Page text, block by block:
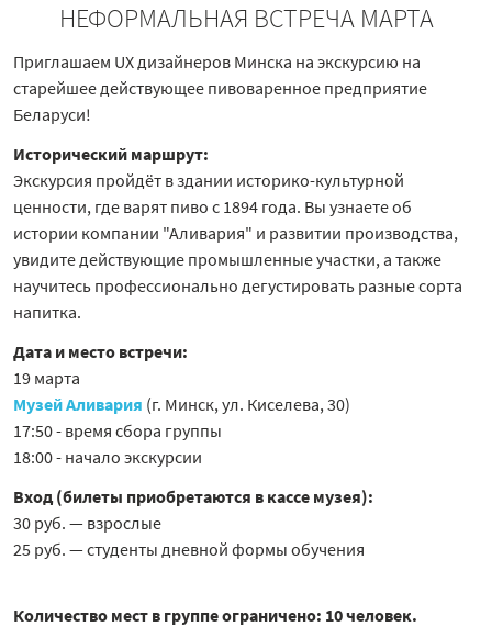
НЕФОРМАЛЬНАЯ ВСТРЕЧА МАРТА
Приглашаем UX дизайнеров Минска на экскурсию на
старейшее действующее пивоваренное предприятие
Беларуси!
Исторический маршрут:
Экскурсия пройдёт в здании историко-культурной
ценности, где варят пиво с 1894 года. Вы узнаете об
истории компании "Аливария" и развитии производства,
увидите действующие промышленные участки, а также
научитесь профессионально дегустировать разные сорта
напитка.
Дата и место встречи:
19 марта
Музей Аливария (г. Минск, ул. Киселева, 30)
17:50 - время сбора группы
18:00 - начало экскурсии
Вход (билеты приобретаются в кассе музея):
30 руб. — взрослые
25 руб. — студенты дневной формы обучения
Количество мест в группе ограничено: 10 человек.